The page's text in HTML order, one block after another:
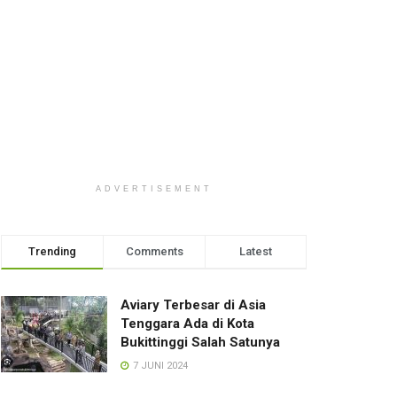
ADVERTISEMENT
Trending Comments Latest
Aviary Terbesar di Asia
Tenggara Ada di Kota
Bukittinggi Salah Satunya
7 JUNI 2024